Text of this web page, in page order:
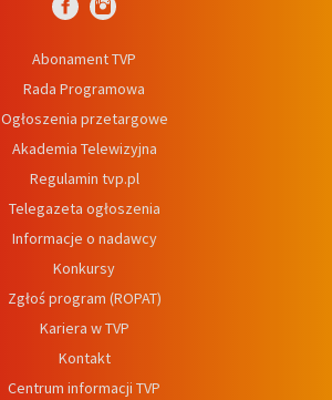
Abonament TVP
Rada Programowa
Ogłoszenia przetargowe
Akademia Telewizyjna
Regulamin tvp.pl
Telegazeta ogłoszenia
Informacje o nadawcy
Konkursy
Zgłoś program (ROPAT)
Kariera w TVP
Kontakt
Centrum informacji TVP